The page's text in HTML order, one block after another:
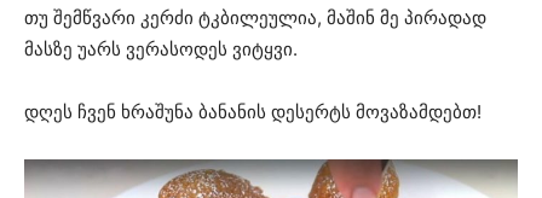
თუ შემწვარი კერძი ტკბილეულია, მაშინ მე პირადად
მასზე უარს ვერასოდეს ვიტყვი.
დღეს ჩვენ ხრაშუნა ბანანის დესერტს მოვაზამდებთ!